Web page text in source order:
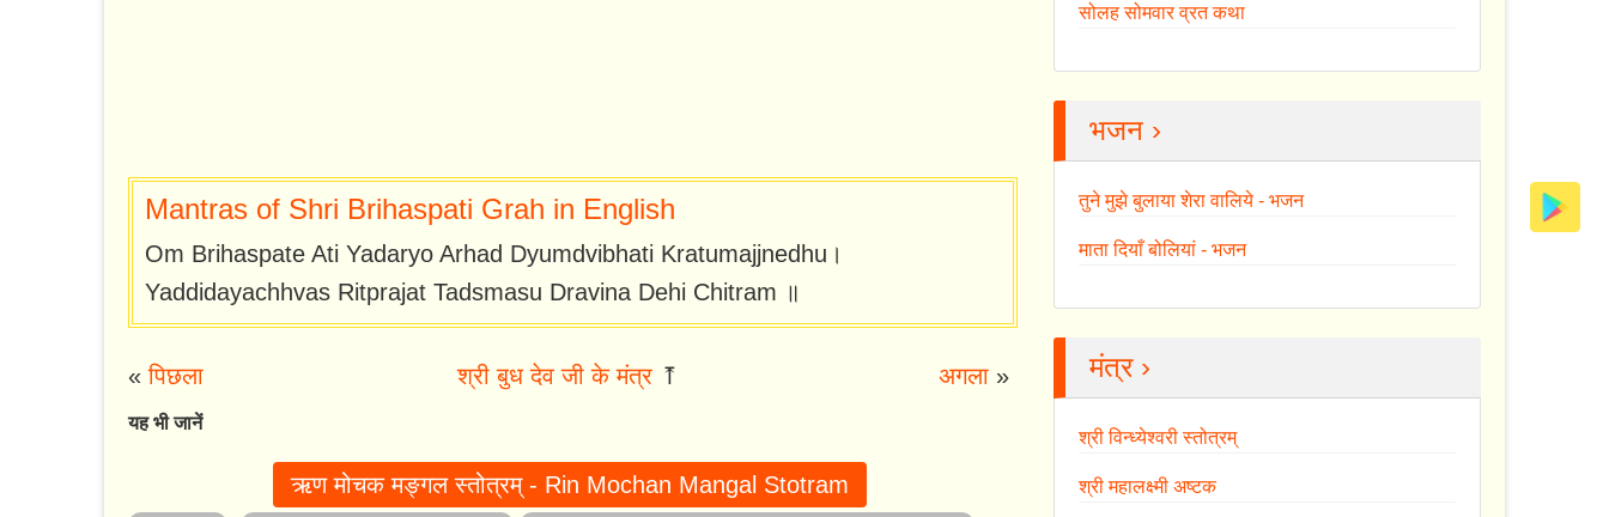
Mantras of Shri Brihaspati Grah in English
Om Brihaspate Ati Yadaryo Arhad Dyumdvibhati Kratumajjnedhu।
Yaddidayachhvas Ritprajat Tadsmasu Dravina Dehi Chitram ॥
«पिछला श्री बुध देव जी के मंत्र⤒ अगला»
यह भी जानें
ऋण मोचक मङ्गल स्तोत्रम् - Rin Mochan Mangal Stotram
सोलह सोमवार व्रत कथा
भजन ›
तुने मुझे बुलाया शेरा वालिये - भजन
माता दियाँ बोलियां - भजन
मंत्र ›
श्री विन्ध्येश्वरी स्तोत्रम्
श्री महालक्ष्मी अष्टक